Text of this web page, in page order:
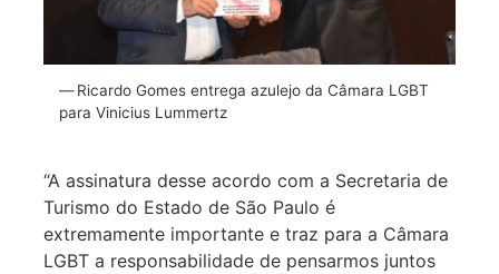
Ricardo Gomes entrega azulejo da Câmara LGBT
para Vinicius Lummertz
“A assinatura desse acordo com a Secretaria de
Turismo do Estado de São Paulo é
extremamente importante e traz para a Câmara
LGBT a responsabilidade de pensarmos juntos